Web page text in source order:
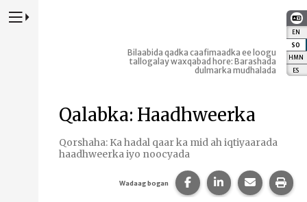
EN
SO
HMN
ES
Riix si aad u Daartid Websaydka Kormeerida Koowaad
Bilaabida qadka caafimaadka ee loogu
tallogalay waxqabad hore: Barashada
dulmarka mudhalada
Qalabka: Haadhweerka
Qorshaha: Ka hadal qaar ka mid ah iqtiyaarada
haadhweerka iyo noocyada
Wadaag bogan Ku wadaag boggaan
La wadaag
Ku